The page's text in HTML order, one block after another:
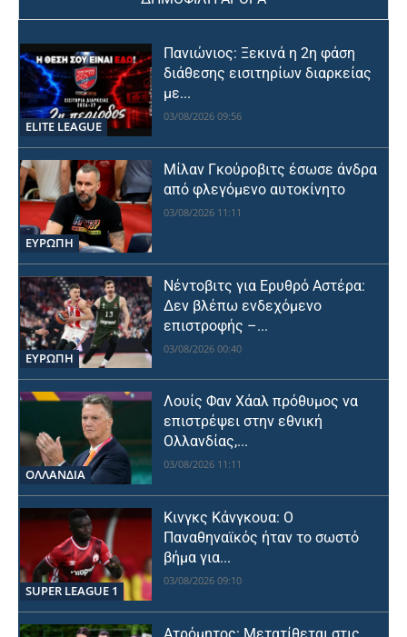
ELITE LEAGUE
Πανιώνιος: Ξεκινά η 2η φάση
διάθεσης εισιτηρίων διαρκείας
με...
03/08/2026 09:56
ΕΥΡΩΠΗ
Μίλαν Γκούροβιτς έσωσε άνδρα
από φλεγόμενο αυτοκίνητο
03/08/2026 11:11
ΕΥΡΩΠΗ
Νέντοβιτς για Ερυθρό Αστέρα:
Δεν βλέπω ενδεχόμενο
επιστροφής –...
03/08/2026 00:40
OΛΛΑΝΔΊΑ
Λουίς Φαν Χάαλ πρόθυμος να
επιστρέψει στην εθνική
Ολλανδίας,...
03/08/2026 11:11
SUPER LEAGUE 1
Κινγκς Κάνγκουα: Ο
Παναθηναϊκός ήταν το σωστό
βήμα για...
03/08/2026 09:10